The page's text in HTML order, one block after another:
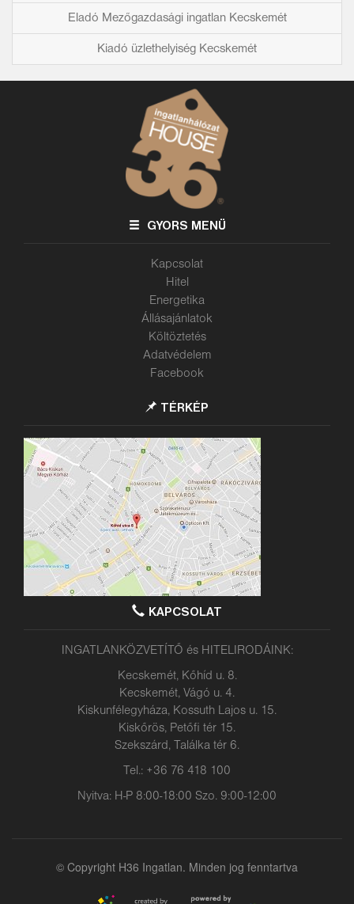
Eladó Mezőgazdasági ingatlan Kecskemét
Kiadó üzlethelyiség Kecskemét
GYORS MENÜ
Kapcsolat
Hitel
Energetika
Állásajánlatok
Költöztetés
Adatvédelem
Facebook
TÉRKÉP
KAPCSOLAT
INGATLANKÖZVETÍTŐ és HITELIRODÁINK:
Kecskemét, Kőhíd u. 8.
Kecskemét, Vágó u. 4.
Kiskunfélegyháza, Kossuth Lajos u. 15.
Kiskőrös, Petőfi tér 15.
Szekszárd, Találka tér 6.
Tel.: +36 76 418 100
Nyitva: H-P 8:00-18:00 Szo. 9:00-12:00
© Copyright H36 Ingatlan. Minden jog fenntartva